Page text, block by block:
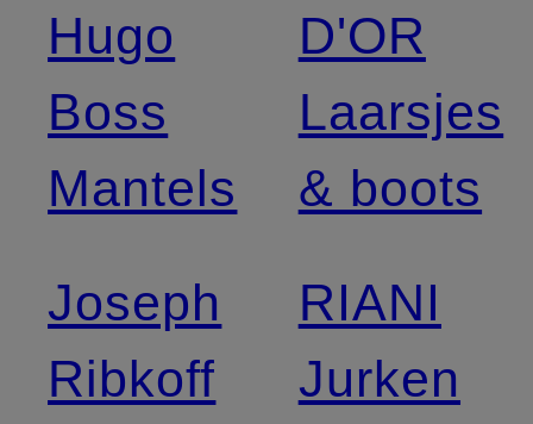
Hugo
Boss
Mantels
Joseph
Ribkoff
D'OR
Laarsjes
& boots
RIANI
Jurken